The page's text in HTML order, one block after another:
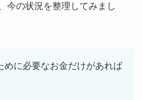
今の状況を整理してみまし
めに必要なお金だけがあれば